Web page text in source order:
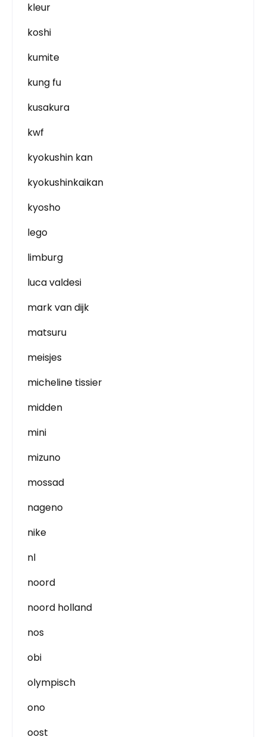
kleur
koshi
kumite
kung fu
kusakura
kwf
kyokushin kan
kyokushinkaikan
kyosho
lego
limburg
luca valdesi
mark van dijk
matsuru
meisjes
micheline tissier
midden
mini
mizuno
mossad
nageno
nike
nl
noord
noord holland
nos
obi
olympisch
ono
oost